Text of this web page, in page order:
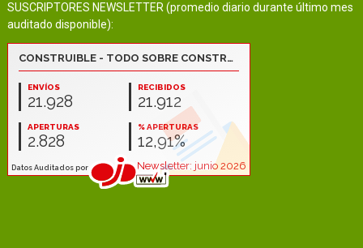
SUSCRIPTORES NEWSLETTER (promedio diario durante último mes
auditado disponible):